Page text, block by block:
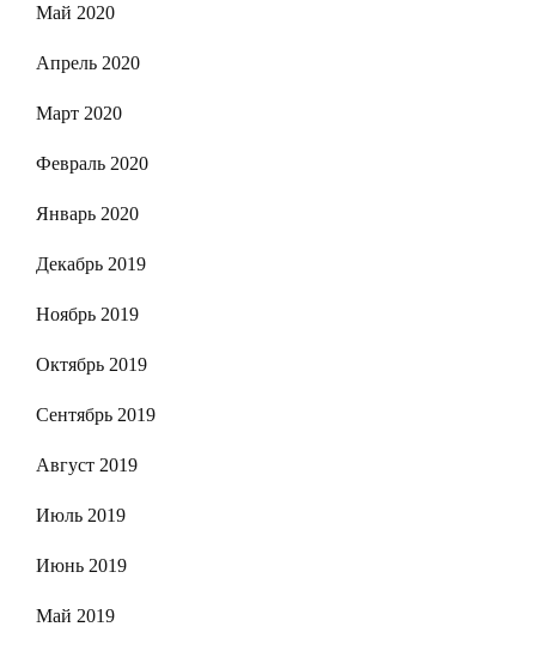
Май 2020
Апрель 2020
Март 2020
Февраль 2020
Январь 2020
Декабрь 2019
Ноябрь 2019
Октябрь 2019
Сентябрь 2019
Август 2019
Июль 2019
Июнь 2019
Май 2019